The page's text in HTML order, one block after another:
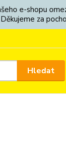
e-shopu
za
Hledat